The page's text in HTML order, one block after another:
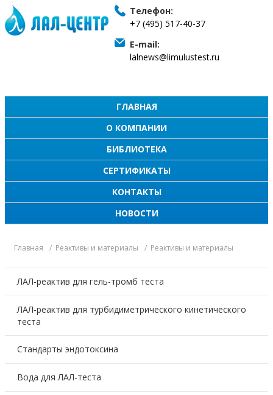
Телефон:
+7 (495) 517-40-37
E-mail:
lalnews@limulustest.ru
ГЛАВНАЯ
О КОМПАНИИ
БИБЛИОТЕКА
СЕРТИФИКАТЫ
КОНТАКТЫ
НОВОСТИ
Главная Реактивы и материалы Реактивы и материалы
ЛАЛ-реактив для гель-тромб теста
ЛАЛ-реактив для турбидиметрического кинетического
теста
Стандарты эндотоксина
Вода для ЛАЛ-теста